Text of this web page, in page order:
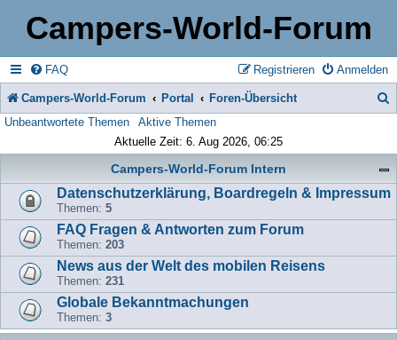
Campers-World-Forum
FAQ Anmelden
Registrieren
Campers-World-Forum Portal Foren-Übersicht
Unbeantwortete Themen
Aktive Themen
Aktuelle Zeit: 6. Aug 2026, 06:25
Campers-World-Forum Intern
Datenschutzerklärung, Boardregeln & Impressum
Themen: 5
FAQ Fragen & Antworten zum Forum
Themen: 203
News aus der Welt des mobilen Reisens
Themen: 231
Globale Bekanntmachungen
Themen: 3